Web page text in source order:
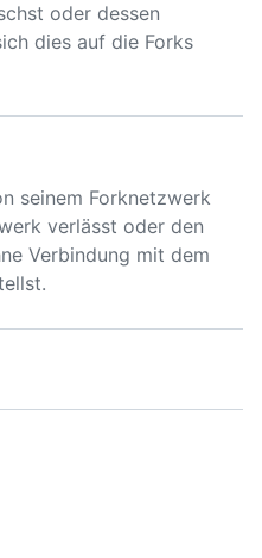
oder dessen
dies auf die Forks
seinem Forknetzwerk
verlässt oder den
Verbindung mit dem